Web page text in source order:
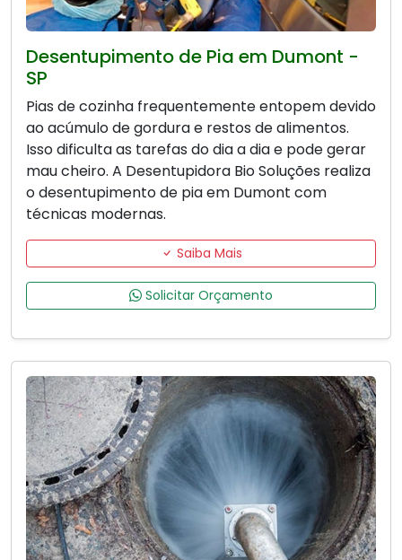
Desentupimento de Pia em Dumont -
SP
Pias de cozinha frequentemente entopem devido
ao acúmulo de gordura e restos de alimentos.
Isso dificulta as tarefas do dia a dia e pode gerar
mau cheiro. A Desentupidora Bio Soluções realiza
o desentupimento de pia em Dumont com
técnicas modernas.
Saiba Mais
Solicitar Orçamento